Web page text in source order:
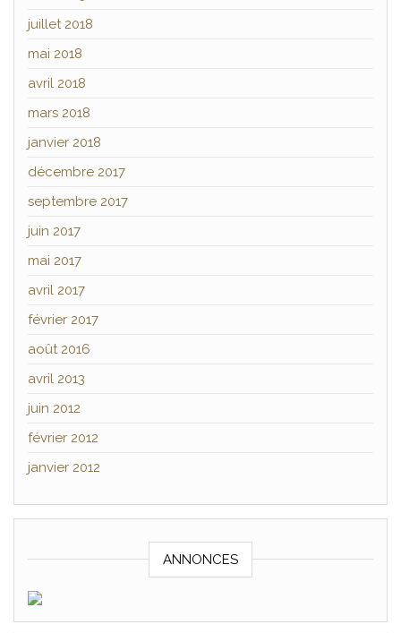
juillet 2018
mai 2018
avril 2018
mars 2018
janvier 2018
décembre 2017
septembre 2017
juin 2017
mai 2017
avril 2017
février 2017
août 2016
avril 2013
juin 2012
février 2012
janvier 2012
ANNONCES